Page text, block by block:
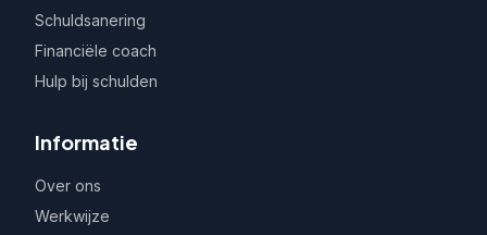
Schuldsanering
Financiële coach
Hulp bij schulden
Informatie
Over ons
Werkwijze